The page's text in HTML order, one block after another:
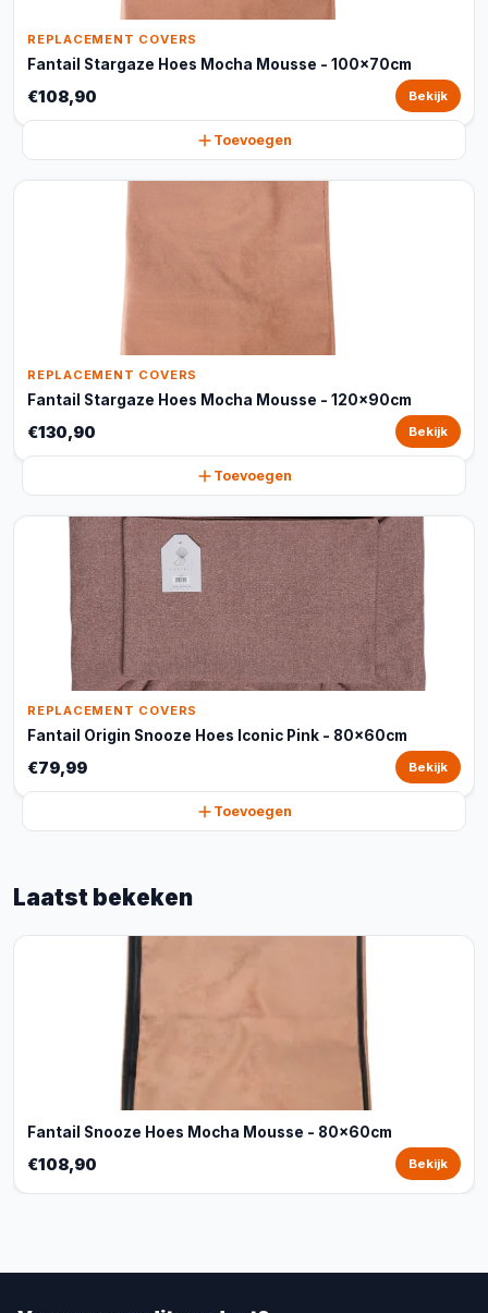
REPLACEMENT COVERS
Fantail Stargaze Hoes Mocha Mousse - 100x70cm
€108,90 Bekijk
Toevoegen
REPLACEMENT COVERS
Fantail Stargaze Hoes Mocha Mousse - 120x90cm
€130,90 Bekijk
Toevoegen
REPLACEMENT COVERS
Fantail Origin Snooze Hoes Iconic Pink - 80x60cm
€79,99 Bekijk
Toevoegen
Laatst bekeken
Fantail Snooze Hoes Mocha Mousse - 80x60cm
€108,90 Bekijk